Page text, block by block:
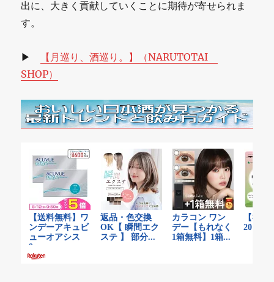
出に、大きく貢献していくことに期待が寄せられま
す。
▶
【月巡り、酒巡り。】（NARUTOTAI
SHOP）